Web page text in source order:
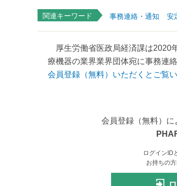
関連キーワード 事務連絡・通知 安
厚生労働省医政局経済課は2020
療機器の業界業界団体宛に事務連
会員登録（無料）いただくとご覧い
会員登録（無料）に
ログインID
お持ちの